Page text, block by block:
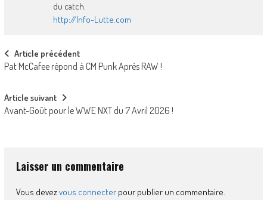
du catch.
http://Info-Lutte.com
Post
navigation
Article précédent
Pat McCafee répond à CM Punk Après RAW !
Article suivant
Avant-Goût pour le WWE NXT du 7 Avril 2026 !
Laisser un commentaire
Vous devezvous connecterpour publier un commentaire.